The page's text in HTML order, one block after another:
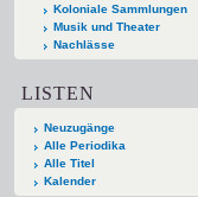
Koloniale Sammlungen
Musik und Theater
Nachlässe
LISTEN
Neuzugänge
Alle Periodika
Alle Titel
Kalender